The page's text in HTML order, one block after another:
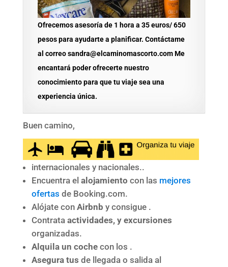
Ofrecemos asesoría de 1 hora a 35 euros/ 650
pesos para ayudarte a planificar. Contáctame
al correo sandra@elcaminomascorto.com Me
encantará poder ofrecerte nuestro
conocimiento para que tu viaje sea una
experiencia única.
Buen camino,
internacionales y nacionales..
Encuentra el alojamiento con las mejores
ofertas de Booking.com.
Alójate con Airbnb y consigue .
Contrata actividades, y excursiones
organizadas.
Alquila un cochecon los .
Asegura tus de llegada o salida al